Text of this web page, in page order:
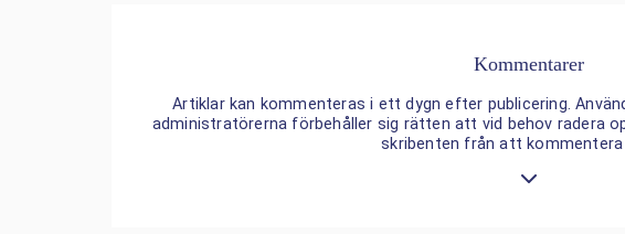
Kommentarer
Artiklar kan kommenteras i ett dygn efter publicering.
administratörerna förbehåller sig rätten att vid behov radera
skribenten från att kommentera